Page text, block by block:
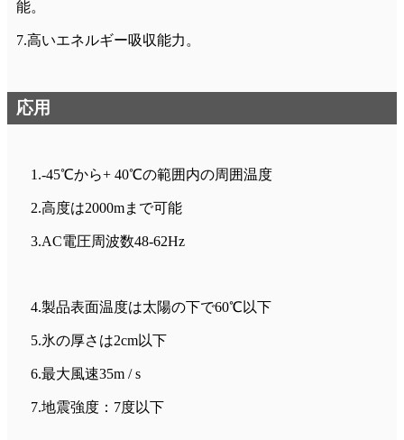
能。
7.高いエネルギー吸収能力。
応用
1.-45℃から+ 40℃の範囲内の周囲温度
2.高度は2000mまで可能
3.AC電圧周波数48-62Hz
4.製品表面温度は太陽の下で60℃以下
5.氷の厚さは2cm以下
6.最大風速35m / s
7.地震強度：7度以下